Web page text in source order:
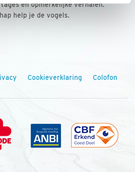
en opmerkelijke verhalen.
help je de vogels.
Cookieverklaring Colofon